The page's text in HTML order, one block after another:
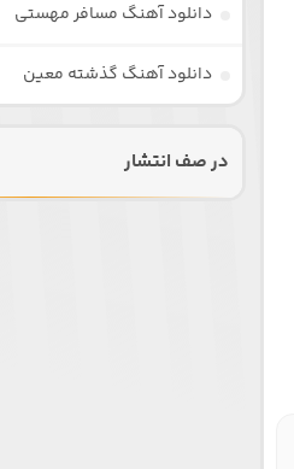
دانلود آهنگ مسافر مهستی
دانلود آهنگ گذشته معین
در صف انتشار